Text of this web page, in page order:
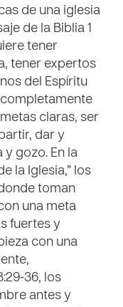
de una iglesia
de la Biblia 1
tener
tener expertos
del Espíritu
claras, ser
dar y
gozo. En la
la Iglesia,” los
toman
una meta
fuertes y
con una
36, los
antes y